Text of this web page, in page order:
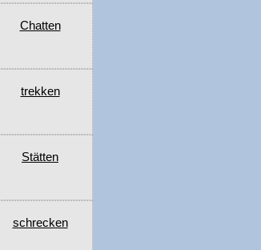
Chatten
trekken
Stätten
schrecken